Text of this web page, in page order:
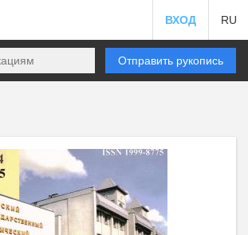
ВХОД RU
Отправить рукопись